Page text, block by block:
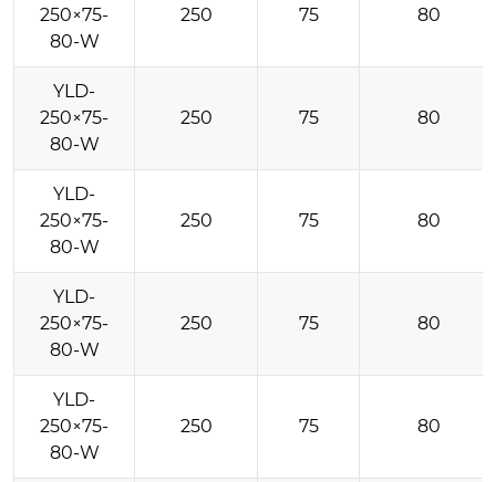
250×75-
80-W
250 75 80
YLD-
250×75-
80-W
250 75 80
YLD-
250×75-
80-W
250 75 80
YLD-
250×75-
80-W
250 75 80
YLD-
250×75-
80-W
250 75 80